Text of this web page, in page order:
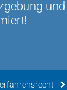
und